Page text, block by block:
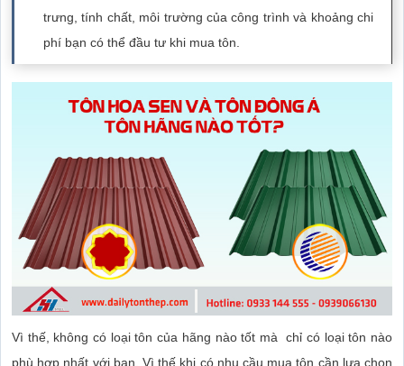
trưng, tính chất, môi trường của công trình và khoảng chi
phí bạn có thể đầu tư khi mua tôn.
Vì thế, không có loại tôn của hãng nào tốt mà chỉ có loại tôn nào
phù hợp nhất với bạn. Vì thế khi có nhu cầu mua tôn cần lựa chọn